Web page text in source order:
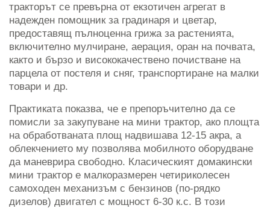
тракторът се превърна от екзотичен агрегат в
надежден помощник за градинаря и цветар,
предоставящ пълноценна грижа за растенията,
включително мулчиране, аерация, оран на почвата,
както и бързо и висококачествено почистване на
парцела от постеля и сняг, транспортиране на малки
товари и др.
Практиката показва, че е препоръчително да се
помисли за закупуване на мини трактор, ако площта
на обработваната площ надвишава 12-15 акра, а
облекчението му позволява мобилното оборудване
да маневрира свободно. Класическият домакински
мини трактор е малкоразмерен четириколесен
самоходен механизъм с бензинов (по-рядко
дизелов) двигател с мощност 6-30 к.с. В този